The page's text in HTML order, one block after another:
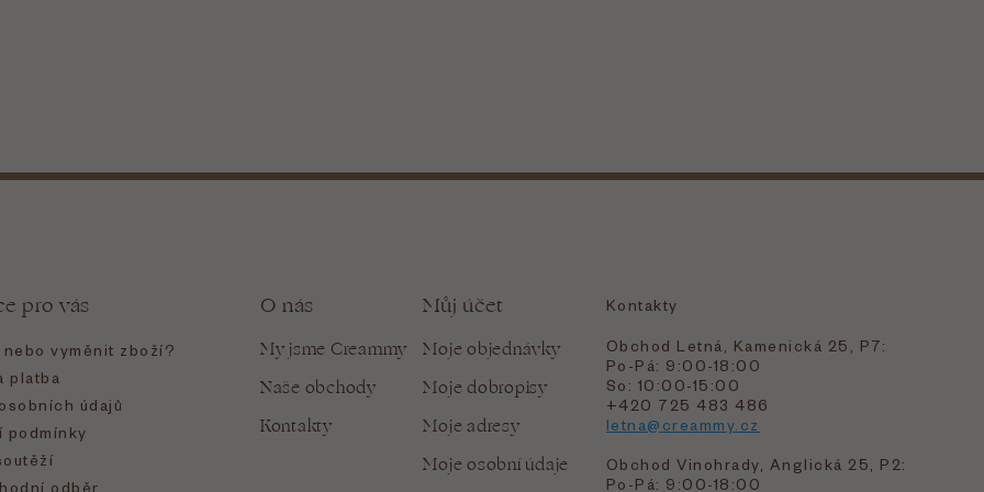
pro vás
vyměnit zboží?
platba
údajů
podmínky
odběr
O nás
My jsme Creammy
Naše obchody
Kontakty
Můj účet
Moje objednávky
Moje dobropisy
Moje adresy
Moje osobní údaje
Kontakty
Obchod Letná, Kamenická 25, P7:
Po-Pá: 9:00-18:00
So: 10:00-15:00
+420 725 483 486
letna@creammy.cz
Obchod Vinohrady, Anglická 25, P2:
Po-Pá: 9:00-18:00